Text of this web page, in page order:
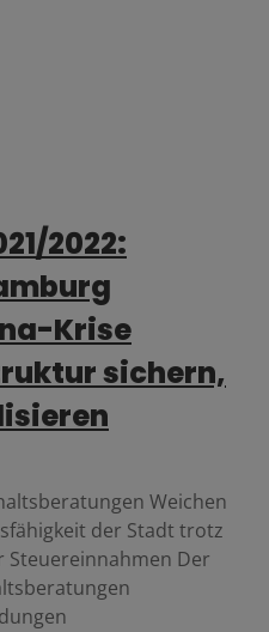
2022:
Krise
sichern,
Weichen
der Stadt trotz
Steuereinnahmen Der